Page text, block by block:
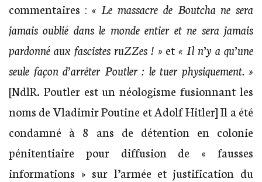
commentaires : « Le massacre de Boutcha ne sera
jamais oublié dans le monde entier et ne sera jamais
pardonné aux fascistes ruZZes ! » et« Il n’y a qu’une
seule façon d’arrêter Poutler : le tuer physiquement. »
[NdlR. Poutler est un néologisme fusionnant les
noms de Vladimir Poutine et Adolf Hitler] Il a été
condamné à 8 ans de détention en colonie
pénitentiaire pour diffusion de « fausses
informations » sur l’armée et justification du